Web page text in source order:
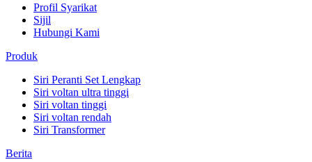
Profil Syarikat
Sijil
Hubungi Kami
Produk
Siri Peranti Set Lengkap
Siri voltan ultra tinggi
Siri voltan tinggi
Siri voltan rendah
Siri Transformer
Berita